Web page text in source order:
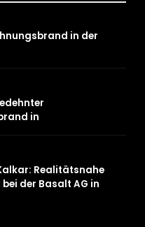
in der
in
Realitätsnahe
der Basalt AG in